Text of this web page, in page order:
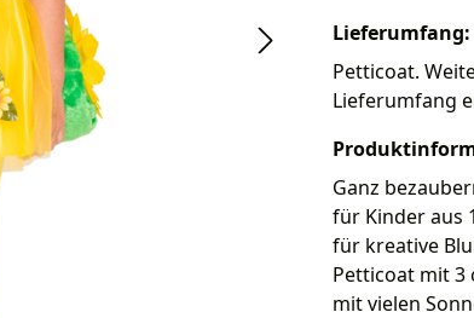
Lieferumfang:
Petticoat.
Lieferumfang
Ganz
für Kinder aus
für kreative
Petticoat mit 3
mit vielen